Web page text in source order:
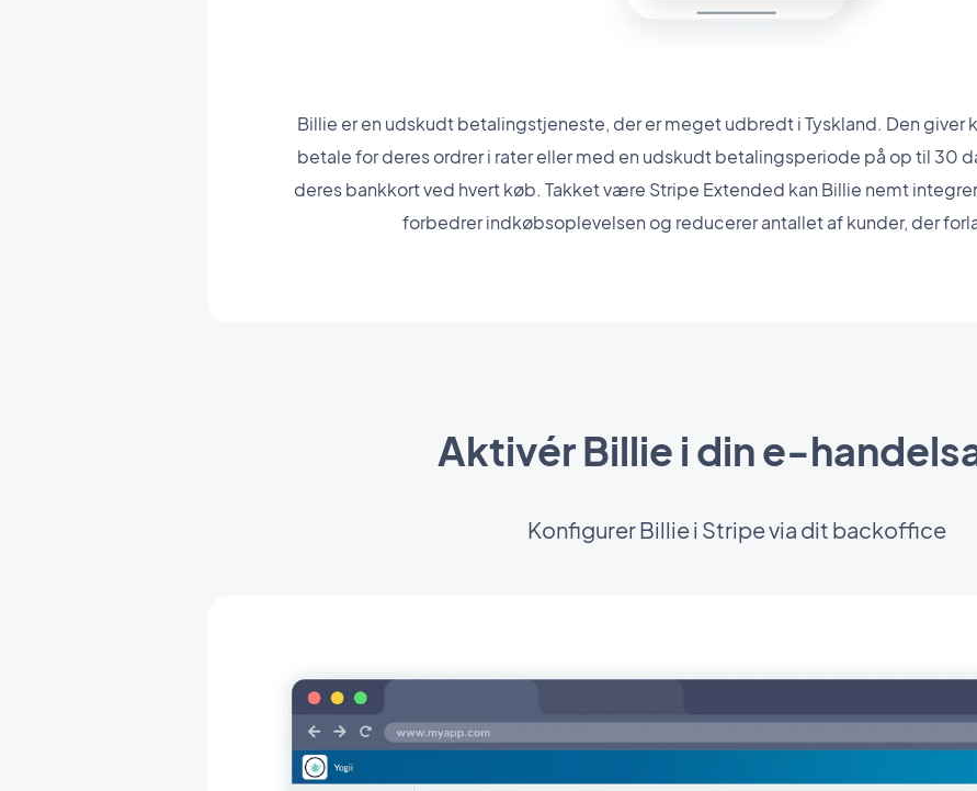
Billie er en udskudt betalingstjeneste, der er meget udbredt i Tyskland. Den giver
betale for deres ordrer i rater eller med en udskudt betalingsperiode på op til 30
deres bankkort ved hvert køb. Takket være Stripe Extended kan Billie nemt
forbedrer indkøbsoplevelsen og reducerer antallet af kunder, der
Aktivér Billie i din e-
Konfigurer Billie i Stripe via dit backoffice